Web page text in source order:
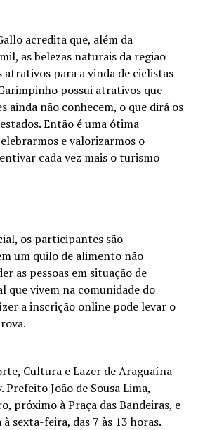
acredita que, além da
as belezas naturais da região
atrativos para a vinda de ciclistas
possui atrativos que
ainda não conhecem, o que dirá os
Então é uma ótima
e valorizarmos o
cada vez mais o turismo
os participantes são
um quilo de alimento não
as pessoas em situação de
que vivem na comunidade do
a inscrição online pode levar o
Cultura e Lazer de Araguaína
Prefeito João de Sousa Lima,
próximo à Praça das Bandeiras, e
sexta-feira, das 7 às 13 horas.